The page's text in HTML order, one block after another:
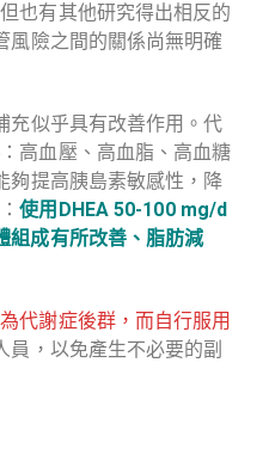
也有其他研究得出相反的
風險之間的關係尚無明確
充似乎具有改善作用。代
：高血壓、高血脂、高血糖
夠提高胰島素敏感性，降
使用DHEA 50-100 mg/d
組成有所改善、脂肪減
代謝症後群，而自行服用
員，以免產生不必要的副